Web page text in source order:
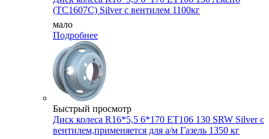
(ТС1607С) Silver с вентилем 1100кг
мало
Подробнее
Быстрый просмотр
Диск колеса R16*5,5 6*170 ET106 130 SRW Silver с
вентилем,применяется для а/м Газель 1350 кг